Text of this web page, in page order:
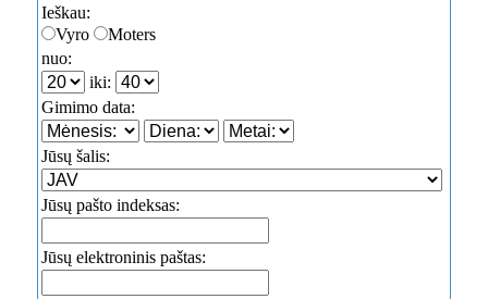
Ieškau:
Vyro
Moters
nuo:
iki:
Gimimo data:
Jūsų šalis:
Jūsų pašto indeksas:
Jūsų elektroninis paštas: